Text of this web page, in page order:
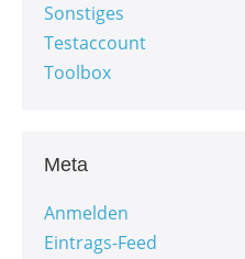
Sonstiges
Testaccount
Toolbox
Meta
Anmelden
Eintrags-Feed